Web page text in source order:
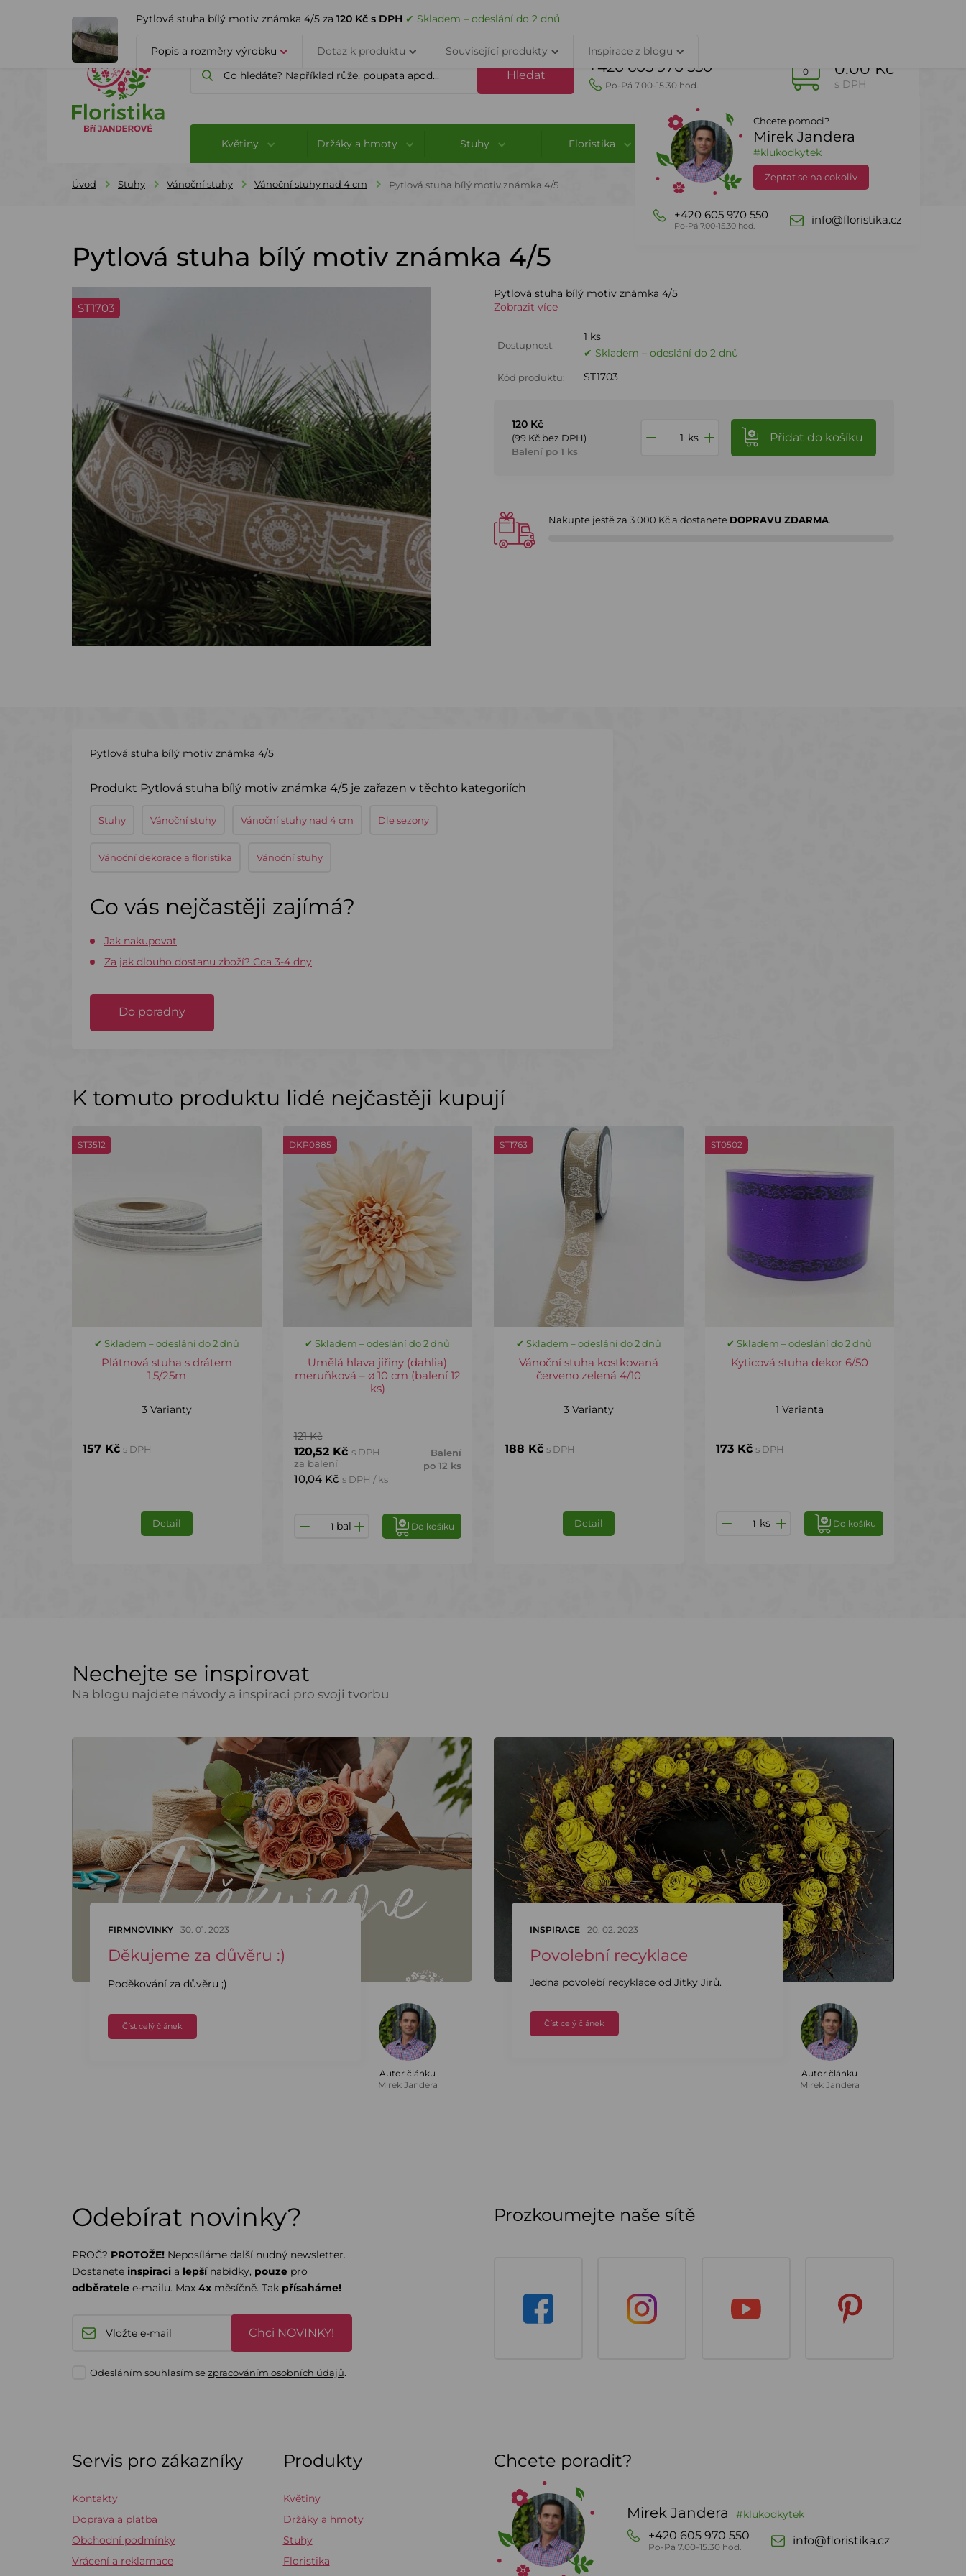
ÚVOD O FIRMĚ BLOG VELKOOBCHOD DOPRAVA A PLATBA PORADNA
Hledat +420 605 970 550
Po-Pá 7.00-15.30 hod.
0 0.00 Kč
s DPH
Květiny Držáky a hmoty Stuhy Floristika Dle sezony DealZone
Úvod Stuhy Vánoční stuhy Vánoční stuhy nad 4 cm Pytlová stuha bílý motiv známka 4/5
Pytlová stuha bílý motiv známka 4/5
ST1703
Pytlová stuha bílý motiv známka 4/5
Zobrazit více
Dostupnost:
1 ks
✔ Skladem – odeslání do 2 dnů
Kód produktu: ST1703
120 Kč
(99 Kč bez DPH)
Balení po 1 ks
ks Přidat do košíku
Nakupte ještě za 3 000 Kča dostanete DOPRAVU ZDARMA.
Pytlová stuha bílý motiv známka 4/5 za 120 Kč s DPH ✔ Skladem – odeslání do 2 dnů
Popis a rozměry výrobku Dotaz k produktu Související produkty Inspirace z blogu
Pytlová stuha bílý motiv známka 4/5
Produkt Pytlová stuha bílý motiv známka 4/5 je zařazen v těchto kategoriích
Stuhy Vánoční stuhy Vánoční stuhy nad 4 cm Dle sezony
Vánoční dekorace a floristika Vánoční stuhy
Co vás nejčastěji zajímá?
Jak nakupovat
Za jak dlouho dostanu zboží? Cca 3-4 dny
Do poradny
Chcete pomoci?
Mirek Jandera
#klukodkytek
Zeptat se na cokoliv
+420 605 970 550
Po-Pá 7.00-15.30 hod. info@floristika.cz
K tomuto produktu lidé nejčastěji kupují
ST3512
✔ Skladem – odeslání do 2 dnů
Plátnová stuha s drátem
1,5/25m
3 Varianty
157 Kč s DPH
Detail
DKP0885
✔ Skladem – odeslání do 2 dnů
Umělá hlava jiřiny (dahlia)
meruňková – ø 10 cm (balení 12
ks)
121 Kč
120,52 Kč s DPH
za balení
10,04 Kč s DPH / ks
Balení
po 12 ks
bal Do košíku
ST1763
✔ Skladem – odeslání do 2 dnů
Vánoční stuha kostkovaná
červeno zelená 4/10
3 Varianty
188 Kč s DPH
Detail
ST0502
✔ Skladem – odeslání do 2 dnů
Kyticová stuha dekor 6/50
1 Varianta
173 Kč s DPH
ks Do košíku
Nechejte se inspirovat
Na blogu najdete návody a inspiraci pro svoji tvorbu
FIRMNOVINKY 30. 01. 2023
Děkujeme za důvěru :)
Poděkování za důvěru ;)
Číst celý článek
Autor článku
Mirek Jandera
INSPIRACE 20. 02. 2023
Povolební recyklace
Jedna povolebí recyklace od Jitky Jirů.
Číst celý článek
Autor článku
Mirek Jandera
Odebírat novinky?
PROČ? PROTOŽE! Neposíláme další nudný newsletter.
Dostanete inspiraci a lepšínabídky, pouze pro
odběratele e-mailu. Max 4x měsíčně. Tak přísaháme!
Chci NOVINKY!
Odesláním souhlasím sezpracováním osobních údajů.
Prozkoumejte naše sítě
Servis pro zákazníky
Kontakty
Doprava a platba
Obchodní podmínky
Vrácení a reklamace
Produkty
Květiny
Držáky a hmoty
Stuhy
Floristika
Chcete poradit?
Mirek Jandera #klukodkytek
+420 605 970 550
Po-Pá 7.00-15.30 hod. info@floristika.cz